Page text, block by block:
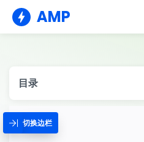
AMP
目录
切换边栏